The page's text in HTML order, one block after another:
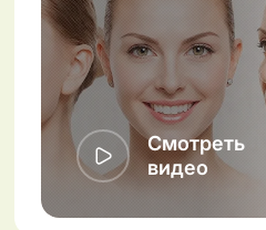
Смотреть
видео